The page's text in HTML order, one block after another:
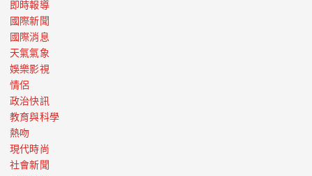
即時報導
國際新聞
國際消息
天氣氣象
娛樂影視
情侶
政治快訊
教育與科學
熱吻
現代時尚
社會新聞